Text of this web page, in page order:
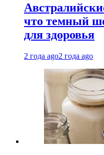
что темный
для здоровья
2 года ago2 года ago